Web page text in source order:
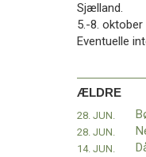
Sjælland.
5.-8.
Eventuelle
ÆLDRE
28. JUN.
28. JUN.
14. JUN.